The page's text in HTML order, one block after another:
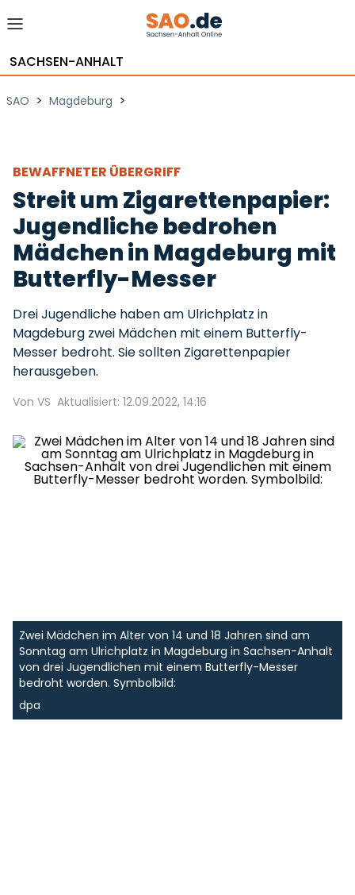
SACHSEN-ANHALT
SAO > Magdeburg >
BEWAFFNETER ÜBERGRIFF
Streit um Zigarettenpapier:
Jugendliche bedrohen
Mädchen in Magdeburg mit
Butterfly-Messer
Drei Jugendliche haben am Ulrichplatz in
Magdeburg zwei Mädchen mit einem Butterfly-
Messer bedroht. Sie sollten Zigarettenpapier
herausgeben.
Von VS Aktualisiert: 12.09.2022, 14:16
Zwei Mädchen im Alter von 14 und 18 Jahren sind am
Sonntag am Ulrichplatz in Magdeburg in Sachsen-Anhalt
von drei Jugendlichen mit einem Butterfly-Messer
bedroht worden. Symbolbild:
dpa